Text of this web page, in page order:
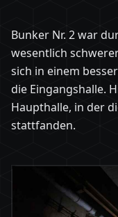
Bunker Nr. 2 war
wesentlich
sich in einem
die Eingangshalle.
Haupthalle, in der
stattfanden.